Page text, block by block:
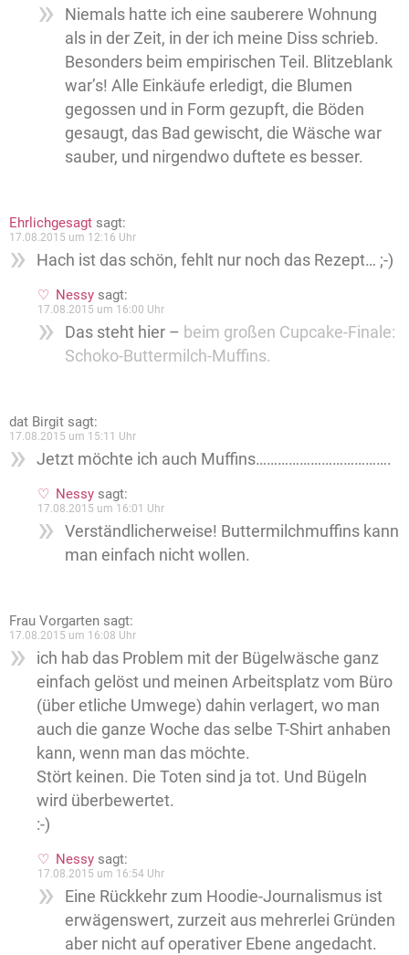
Niemals hatte ich eine sauberere Wohnung
als in der Zeit, in der ich meine Diss schrieb.
Besonders beim empirischen Teil. Blitzeblank
war’s! Alle Einkäufe erledigt, die Blumen
gegossen und in Form gezupft, die Böden
gesaugt, das Bad gewischt, die Wäsche war
sauber, und nirgendwo duftete es besser.
Ehrlichgesagt sagt:
17.08.2015 um 12:16 Uhr
Hach ist das schön, fehlt nur noch das Rezept… ;-)
Nessy sagt:
17.08.2015 um 16:00 Uhr
Das steht hier – beim großen Cupcake-Finale:
Schoko-Buttermilch-Muffins.
dat Birgit sagt:
17.08.2015 um 15:11 Uhr
Jetzt möchte ich auch Muffins……………………………….
Nessy sagt:
17.08.2015 um 16:01 Uhr
Verständlicherweise! Buttermilchmuffins kann
man einfach nicht wollen.
Frau Vorgarten sagt:
17.08.2015 um 16:08 Uhr
ich hab das Problem mit der Bügelwäsche ganz
einfach gelöst und meinen Arbeitsplatz vom Büro
(über etliche Umwege) dahin verlagert, wo man
auch die ganze Woche das selbe T-Shirt anhaben
kann, wenn man das möchte.
Stört keinen. Die Toten sind ja tot. Und Bügeln
wird überbewertet.
:-)
Nessy sagt:
17.08.2015 um 16:54 Uhr
Eine Rückkehr zum Hoodie-Journalismus ist
erwägenswert, zurzeit aus mehrerlei Gründen
aber nicht auf operativer Ebene angedacht.